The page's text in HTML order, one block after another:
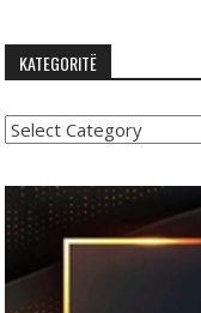
KATEGORITË
Kategoritë